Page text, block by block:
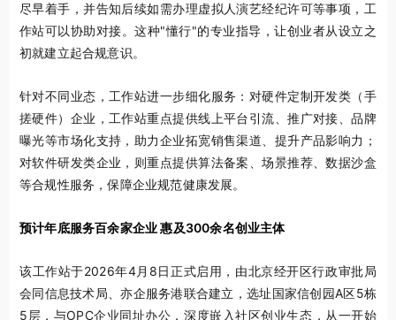
尽早着手，并告知后续如需办理虚拟人演艺经纪许可等事项，工
作站可以协助对接。这种"懂行"的专业指导，让创业者从设立之
初就建立起合规意识。
针对不同业态，工作站进一步细化服务：对硬件定制开发类（手
搓硬件）企业，工作站重点提供线上平台引流、推广对接、品牌
曝光等市场化支持，助力企业拓宽销售渠道、提升产品影响力；
对软件研发类企业，则重点提供算法备案、场景推荐、数据沙盒
等合规性服务，保障企业规范健康发展。
预计年底服务百余家企业 惠及300余名创业主体
该工作站于2026年4月8日正式启用，由北京经开区行政审批局
会同信息技术局、亦企服务港联合建立，选址国家信创园A区5栋
5层，与OPC企业同址办公，深度嵌入社区创业生态，从一开始